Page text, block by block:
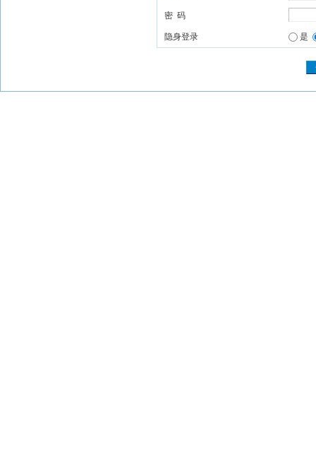
密 码
隐身登录 是